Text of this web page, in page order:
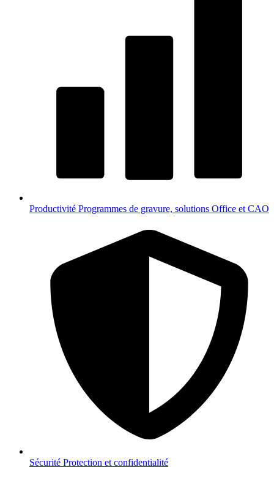
Productivité Programmes de gravure, solutions Office et CAO
Sécurité Protection et confidentialité